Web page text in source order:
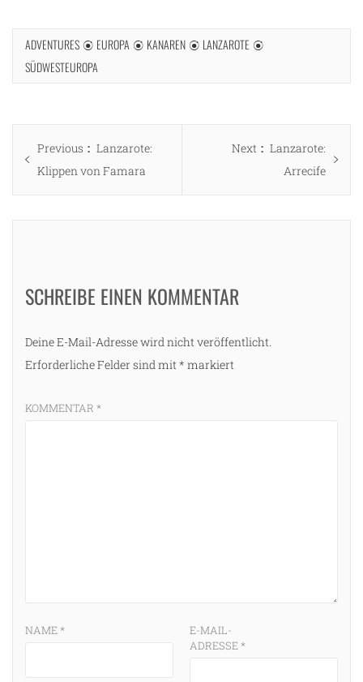
ADVENTURES EUROPA KANAREN
LANZAROTE
SÜDWESTEUROPA
Beitragsnavigation
Previous
Previous
post:
Lanzarote:
Klippen von Famara
Next
Next
post:
Lanzarote:
Arrecife
SCHREIBE EINEN KOMMENTAR
Deine E-Mail-Adresse wird nicht veröffentlicht.
Erforderliche Felder sind mit * markiert
KOMMENTAR *
NAME*
E-MAIL-
ADRESSE*